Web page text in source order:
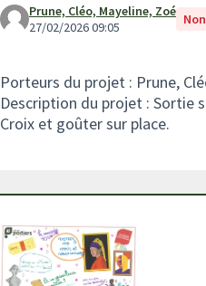
Prune, Cléo, Mayeline, Zoé
27/02/2026 09:05
Porteurs du projet : Prune,
Description du projet : Sortie
Croix et goûter sur place.